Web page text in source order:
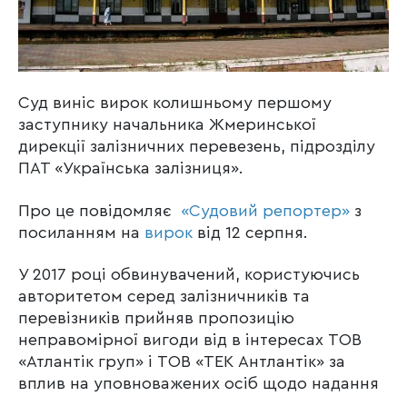
Суд виніс вирок колишньому першому
заступнику начальника Жмеринської
дирекції залізничних перевезень, підрозділу
ПАТ «Українська залізниця».
Про це повідомляє «Судовий репортер» з
посиланням на вирок від 12 серпня.
У 2017 році обвинувачений, користуючись
авторитетом серед залізничників та
перевізників прийняв пропозицію
неправомірної вигоди від в інтересах ТОВ
«Атлантік груп» і ТОВ «ТЕК Антлантік» за
вплив на уповноважених осіб щодо надання